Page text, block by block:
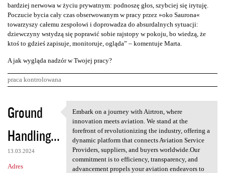
bardziej nerwowa w życiu prywatnym: podnoszę głos, szybciej się irytuję.
Poczucie bycia cały czas obserwowanym w pracy przez »oko Saurona«
towarzyszy całemu zespołowi i doprowadza do absurdalnych sytuacji:
dziewczyny wstydzą się poprawić sobie rajstopy w pokoju, bo wiedzą, że
ktoś to gdzieś zapisuje, monitoruje, ogląda” – komentuje Marta.
A jak wygląda nadzór w Twojej pracy?
praca kontrolowana
K
o
m
e
n
Ground
Handling...
13.03.2024
Adres
Embark on a journey with
Embark on a journey with Airtron, where
innovation meets aviation. We stand at the
forefront of revolutionizing the industry, offering a
dynamic platform that connects Aviation Service
Providers, suppliers, and buyers worldwide.Our
commitment is to efficiency, transparency, and
advancement propels your aviation endeavors to